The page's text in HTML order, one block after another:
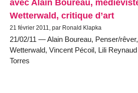
avec Alain Boureau,
Wetterwald, critique d’art
21 février 2011, par Ronald Klapka
21/02/11 — Alain Boureau, Penser/
Wetterwald, Vincent Pécoil, Lili
Torres